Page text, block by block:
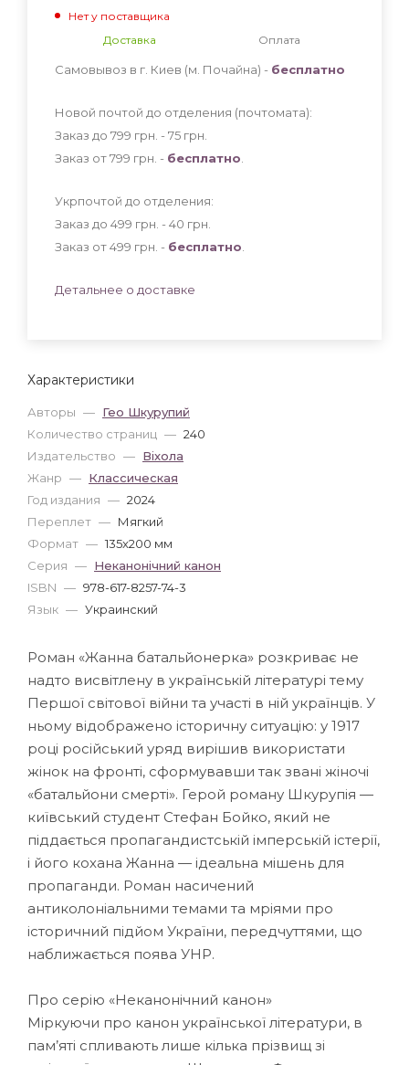
Характеристики
Авторы — Гео Шкурупий
Количество страниц — 240
Издательство — Віхола
Жанр — Классическая
Год издания — 2024
Переплет — Мягкий
Формат — 135x200 мм
Серия — Неканонічний канон
ISBN — 978-617-8257-74-3
Язык — Украинский
Нет у поставщика
Доставка
Оплата
Самовывоз в г. Киев (м. Почайна) - бесплатно
Новой почтой до отделения (почтомата):
Заказ до 799 грн. - 75 грн
Заказ от 799 грн. - бесплатно
Укрпочтой до отделения:
Заказ до 499 грн. - 40 грн
Заказ от 499 грн. - бесплатно
Детальнее о доставке
Роман «Жанна батальйонерка» розкриває не
надто висвітлену в українській літературі тему
Першої світової війни та участі в ній українців. У
ньому відображено історичну ситуацію: у 1917
році російський уряд вирішив використати
жінок на фронті, сформувавши так звані жіночі
«батальйони смерті». Герой роману Шкурупія —
київський студент Стефан Бойко, який не
піддається пропагандистській імперській істерії,
і його кохана Жанна — ідеальна мішень для
пропаганди. Роман насичений
антиколоніальними темами та мріями про
історичний підйом України, передчуттями, що
наближається поява УНР.
Про серію «Неканонічний канон»
Міркуючи про канон української літератури, в
пам’яті спливають лише кілька прізвищ зі